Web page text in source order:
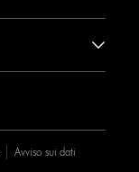
Avviso sui dati